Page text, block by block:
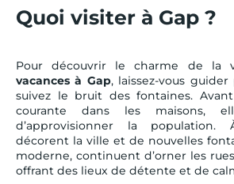
Quoi visiter à Gap ?
Pour découvrir le charme de la
vacances à Gap, laissez-vous
suivez le bruit des fontaines. Avant
courante dans les maisons,
d’approvisionner la
décorent la ville et de nouvelles
moderne, continuent d’orner les
offrant des lieux de détente et de